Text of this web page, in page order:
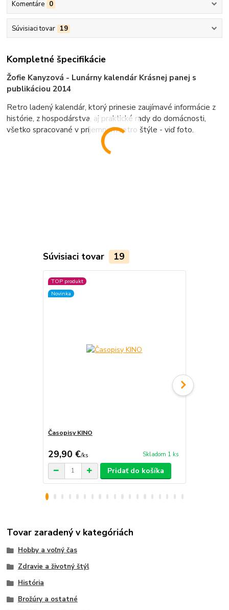
Komentáre 0
Súvisiaci tovar 19
Kompletné špecifikácie
Žofie Kanyzová - Lunárny kalendár Krásnej panej s
publikáciou 2014
Retro ladený kalendár, ktorý prinesie zaujímavé informácie z
histórie, z hospodárstva, aj praktické rady do domácnosti,
všetko spracované v príjemnom retro štýle - viď foto.
Súvisiaci tovar 19
TOP produkt
Novinka
Časopisy KINO
29,90 €/ks Skladom 1 ks
Pridať do košíka
Tovar zaradený v kategóriách
Hobby a voľný čas
Zdravie a životný štýl
História
Brožúry a ostatné